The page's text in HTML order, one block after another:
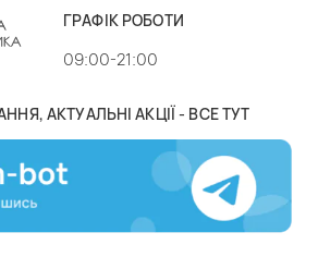
ГРАФІК РОБОТИ
09:00-21:00
АКТУАЛЬНІ АКЦІЇ - ВСЕ ТУТ